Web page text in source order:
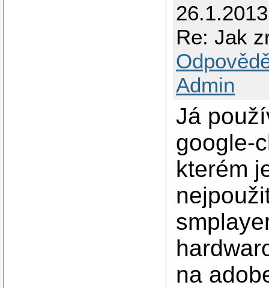
Re: Jak
Admin
Já
google-
kterém
na